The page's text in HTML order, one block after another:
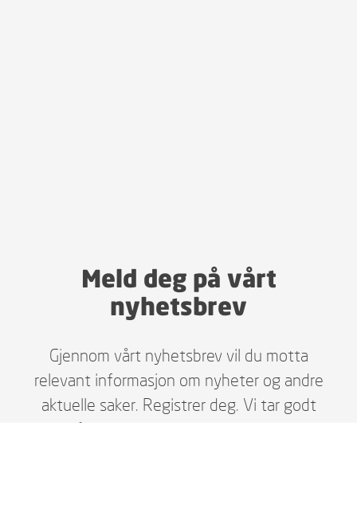
Meld deg på vårt
nyhetsbrev
Gjennom vårt nyhetsbrev vil du motta
relevant informasjon om nyheter og andre
aktuelle saker. Registrer deg. Vi tar godt
vare på dine personopplysninger i henhold